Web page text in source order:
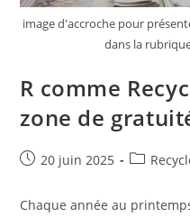
image d'accroche pour
dans la
R comme
zone de
Publication
20 juin 2025
Post
Chaque année au